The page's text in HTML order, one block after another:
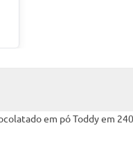
em pó Toddy em